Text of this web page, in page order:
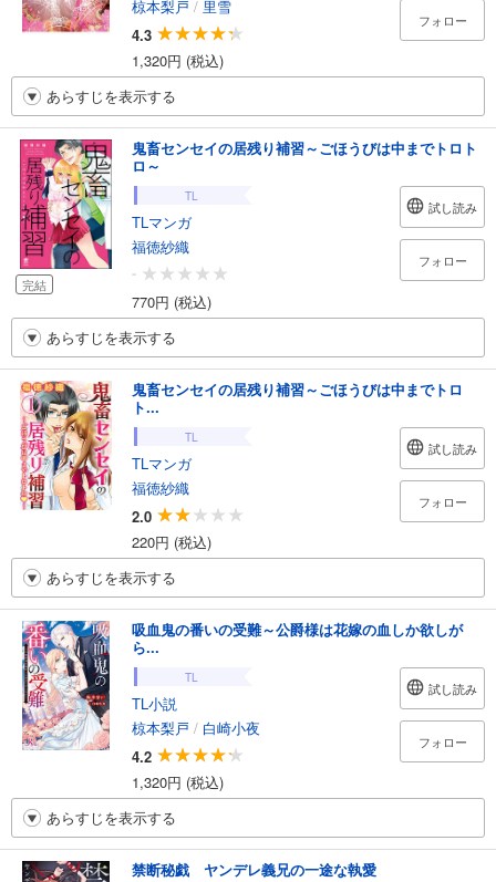
椋本梨戸 / 里雪
4.3
1,320円 (税込)
フォロー
あらすじを表示する
完結
鬼畜センセイの居残り補習～ごほうびは中までトロト
ロ～
TL
TLマンガ
福徳紗織
-
770円 (税込)
試し読み
フォロー
あらすじを表示する
鬼畜センセイの居残り補習～ごほうびは中までトロ
ト...
TL
TLマンガ
福徳紗織
2.0
220円 (税込)
試し読み
フォロー
あらすじを表示する
吸血鬼の番いの受難～公爵様は花嫁の血しか欲しが
ら...
TL
TL小説
椋本梨戸 / 白崎小夜
4.2
1,320円 (税込)
試し読み
フォロー
あらすじを表示する
禁断秘戯 ヤンデレ義兄の一途な執愛